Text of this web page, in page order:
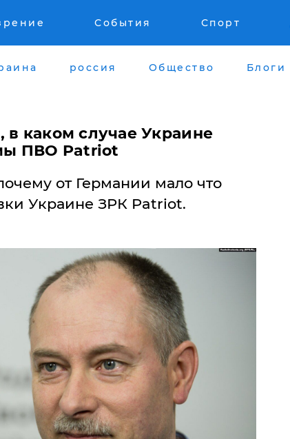
События Спорт
россия Общество Блоги
каком случае Украине
ПВО Patriot
от Германии мало что
Украине ЗРК Patriot.